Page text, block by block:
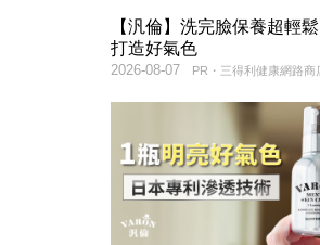
【汎倫】洗完臉保養超輕
打造好氣色
PR・三得利健康網路商
2026-08-07